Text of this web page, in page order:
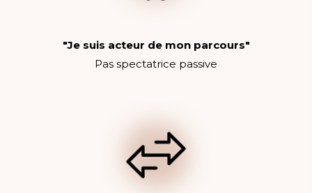
"Je suis acteur de mon parcours"
Pas spectatrice passive